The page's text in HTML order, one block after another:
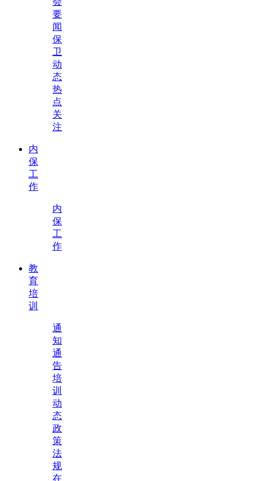
要
闻
保
卫
动
态
热
点
关
注
内
保
工
作
内
保
工
作
教
育
培
训
通
知
通
告
培
训
动
态
政
策
法
规
在